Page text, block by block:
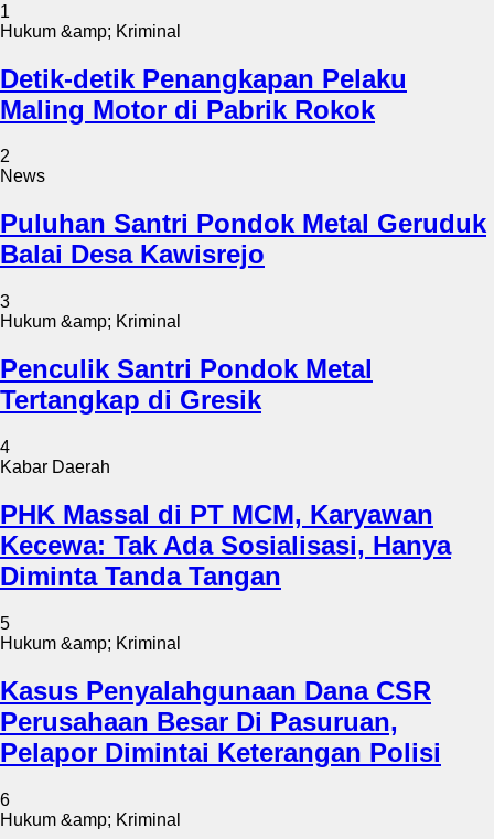
1
Hukum &amp; Kriminal
Detik-detik Penangkapan Pelaku
Maling Motor di Pabrik Rokok
2
News
Puluhan Santri Pondok Metal Geruduk
Balai Desa Kawisrejo
3
Hukum &amp; Kriminal
Penculik Santri Pondok Metal
Tertangkap di Gresik
4
Kabar Daerah
PHK Massal di PT MCM, Karyawan
Kecewa: Tak Ada Sosialisasi, Hanya
Diminta Tanda Tangan
5
Hukum &amp; Kriminal
Kasus Penyalahgunaan Dana CSR
Perusahaan Besar Di Pasuruan,
Pelapor Dimintai Keterangan Polisi
6
Hukum &amp; Kriminal